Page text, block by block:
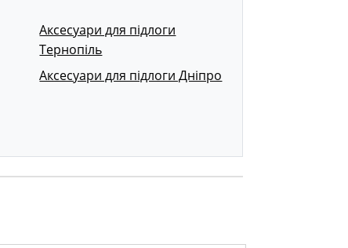
Аксесуари для підлоги
Тернопіль
Аксесуари для підлоги Дніпро